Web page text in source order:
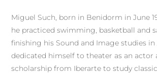
Miguel Such, born in Benidorm in June
he practiced swimming, basketball and
finishing his Sound and Image studies in
dedicated himself to theater as an actor
scholarship from Iberarte to study